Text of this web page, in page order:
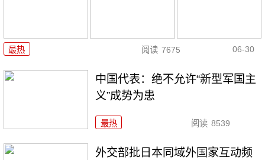
最热 阅读 7675 06-30
中国代表：绝不允许“新型军国主
义”成势为患
最热 阅读 8539
外交部批日本同域外国家互动频